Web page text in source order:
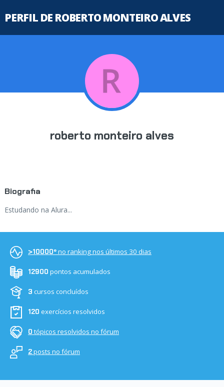
PERFIL DE ROBERTO MONTEIRO ALVES
roberto monteiro alves
Biografia
Estudando na Alura...
>10000ºno ranking nos últimos 30 dias
12900 pontos acumulados
3 cursos concluídos
120 exercícios resolvidos
0 tópicos resolvidos no fórum
2posts no fórum